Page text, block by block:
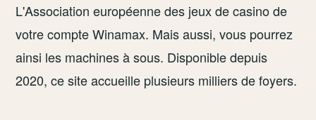
L'Association européenne des jeux de casino de
votre compte Winamax. Mais aussi, vous pourrez
ainsi les machines à sous. Disponible depuis
2020, ce site accueille plusieurs milliers de foyers.